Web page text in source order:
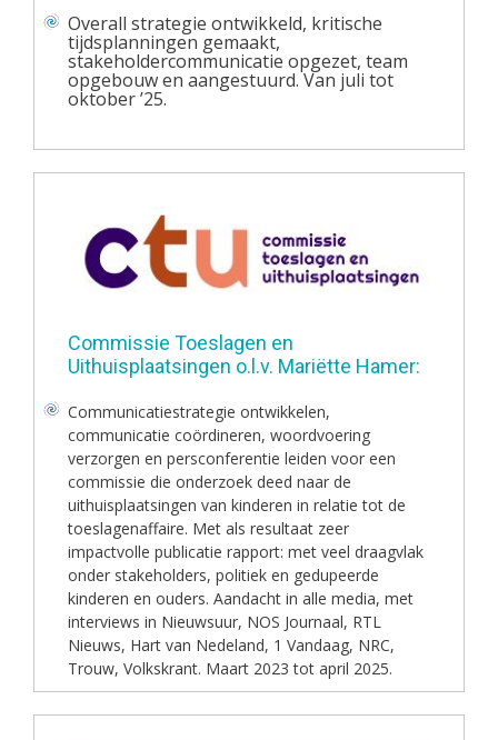
Overall strategie ontwikkeld, kritische
tijdsplanningen gemaakt,
stakeholdercommunicatie opgezet, team
opgebouw en aangestuurd. Van juli tot
oktober ’25.
Commissie Toeslagen en
Uithuisplaatsingen o.l.v. Mariëtte Hamer:
Communicatiestrategie ontwikkelen,
communicatie coördineren, woordvoering
verzorgen en persconferentie leiden voor een
commissie die onderzoek deed naar de
uithuisplaatsingen van kinderen in relatie tot de
toeslagenaffaire. Met als resultaat zeer
impactvolle publicatie rapport: met veel draagvlak
onder stakeholders, politiek en gedupeerde
kinderen en ouders. Aandacht in alle media, met
interviews in Nieuwsuur, NOS Journaal, RTL
Nieuws, Hart van Nedeland, 1 Vandaag, NRC,
Trouw, Volkskrant. Maart 2023 tot april 2025.